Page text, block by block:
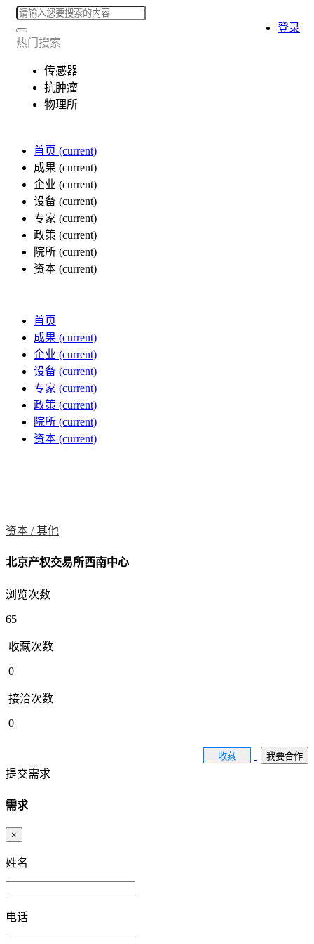
热门搜索
传感器
抗肿瘤
物理所
首页 (current)
成果 (current)
企业 (current)
设备 (current)
专家 (current)
政策 (current)
院所 (current)
资本 (current)
登录
首页
成果 (current)
企业 (current)
设备 (current)
专家 (current)
政策 (current)
院所 (current)
资本 (current)
资本 /其他
北京产权交易所西南中心
浏览次数
65
收藏次数
0
接洽次数
0
收藏 我要合作
提交需求
需求
×
姓名
电话